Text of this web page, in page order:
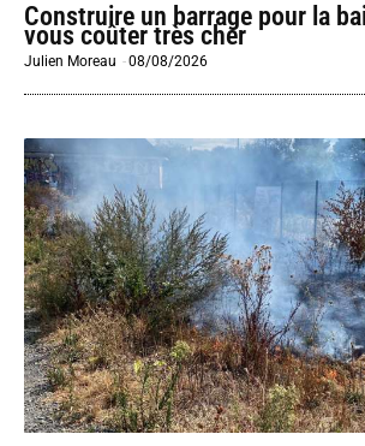
Construire un barrage pour la
vous coûter très cher
Julien Moreau -08/08/2026